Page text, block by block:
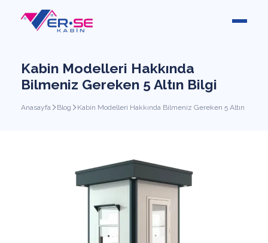
Kabin Modelleri Hakkında
Bilmeniz Gereken 5 Altın Bilgi
Anasayfa Blog Kabin Modelleri Hakkında Bilmeniz Gereken 5 Altın Bilgi